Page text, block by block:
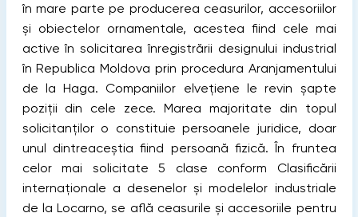
în mare parte pe producerea ceasurilor, accesoriilor
şi obiectelor ornamentale, acestea fiind cele mai
active în solicitarea înregistrării designului industrial
în Republica Moldova prin procedura Aranjamentului
de la Haga. Companiilor elveţiene le revin şapte
poziţii din cele zece. Marea majoritate din topul
solicitanţilor o constituie persoanele juridice, doar
unul dintreaceştia fiind persoană fizică. În fruntea
celor mai solicitate 5 clase conform Clasificării
internaţionale a desenelor şi modelelor industriale
de la Locarno, se află ceasurile și accesoriile pentru